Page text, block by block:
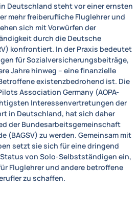
Deutschland steht vor einer ernsten
mehr freiberufliche Fluglehrer und
sich mit Vorwürfen der
durch die Deutsche
konfrontiert. In der Praxis bedeutet
für Sozialversicherungsbeiträge,
Jahre hinweg – eine finanzielle
existenzbedrohend ist. Die
Association Germany (AOPA-
Interessenvertretungen der
in Deutschland, hat sich daher
der Bundesarbeitsgemeinschaft
(BAGSV) zu werden. Gemeinsam mit
setzt sie sich für eine dringend
von Solo-Selbstständigen ein,
Fluglehrer und andere betroffene
zu schaffen.